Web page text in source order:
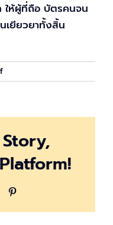
ให้ผู้ที่ถือ บัตรคนจน
เยียวยาทั้งสิ้น
on
บัตร
3,000
เงิน
เข้า
ไหน